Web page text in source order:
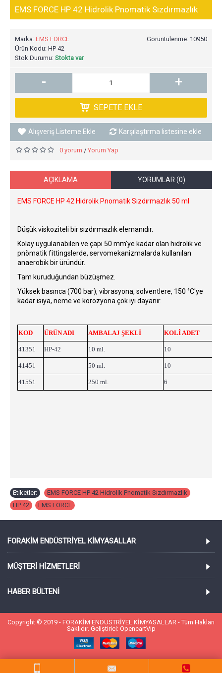
EMS FORCE HP 42 Hidrolik Pnomatik Sızdırmazlık
Görüntülenme: 10950
Marka: EMS FORCE
Ürün Kodu: HP 42
Stok Durumu: Stokta var
- +
SEPETE EKLE
Alışveriş Listeme Ekle Karşılaştırma listesine ekle
0 yorum / Yorum Yap
AÇIKLAMA YORUMLAR (0)
EMS FORCE HP 42 Hidrolik Pnomatik Sızdırmazlık 50 ml
Düşük viskoziteli bir sızdırmazlık elemanıdır.
Kolay uygulanabilen ve çapı 50 mm'ye kadar olan hidrolik ve
pnömatik fittingslerde, servomekanizmalarda kullanılan
anaerobik bir üründür.
Tam kuruduğundan büzüşmez.
Yüksek basınca (700 bar), vibrasyona, solventlere, 150 °C'ye
kadar ısıya, neme ve korozyona çok iyi dayanır.
KOD ÜRÜN ADI AMBALAJ ŞEKLİ KOLİ ADET
41351 HP-42 10 ml. 10
41451 50 ml. 10
41551 250 ml. 6
Etiketler: EMS FORCE HP 42 Hidrolik Pnomatik Sızdırmazlık
HP 42
EMS FORCE
FORAKIM ENDÜSTRIYEL KIMYASALLAR
MÜŞTERI HIZMETLERI
HABER BÜLTENI
Copyright © 2019 - FORAKİM ENDUSTRİYEL KİMYASALLAR - Tüm Hakları
Saklıdır. Geliştirici: OpencartVip